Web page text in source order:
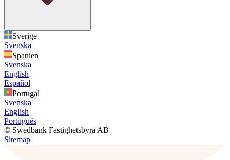
Sverige
Svenska
Spanien
Svenska
English
Español
Portugal
Svenska
English
Português
© Swedbank Fastighetsbyrå AB
Sitemap